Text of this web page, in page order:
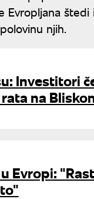
Evropljana štedi
njih.
Investitori
na
Evropi: